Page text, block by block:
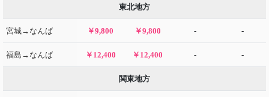
東北地方
宮城→なんば ￥9,800 ￥9,800 - -
福島→なんば ￥12,400 ￥12,400 - -
関東地方